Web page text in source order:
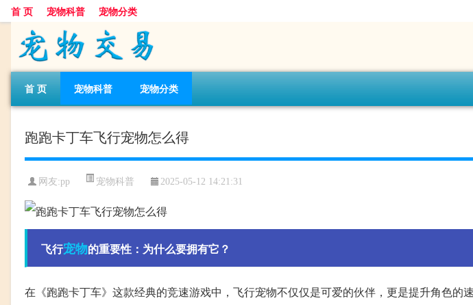
首 页 宠物科普 宠物分类
首 页 宠物科普 宠物分类
跑跑卡丁车飞行宠物怎么得
网友:pp 宠物科普 2025-05-12 14:21:31
飞行宠物的重要性：为什么要拥有它？
在《跑跑卡丁车》这款经典的竞速游戏中，飞行宠物不仅仅是可爱的伙伴，更是提升角色的